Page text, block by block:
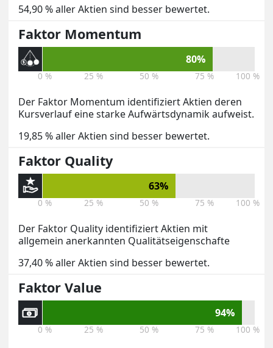
54,90 % aller Aktien sind besser bewertet.
Faktor Momentum
80%
0 % 25 % 50 % 75 % 100 %
Der Faktor Momentum identifiziert Aktien deren
Kursverlauf eine starke Aufwärtsdynamik aufweist.
19,85 % aller Aktien sind besser bewertet.
Faktor Quality
63%
0 % 25 % 50 % 75 % 100 %
Der Faktor Quality identifiziert Aktien mit
allgemein anerkannten Qualitätseigenschafte
37,40 % aller Aktien sind besser bewertet.
Faktor Value
94%
0 % 25 % 50 % 75 % 100 %